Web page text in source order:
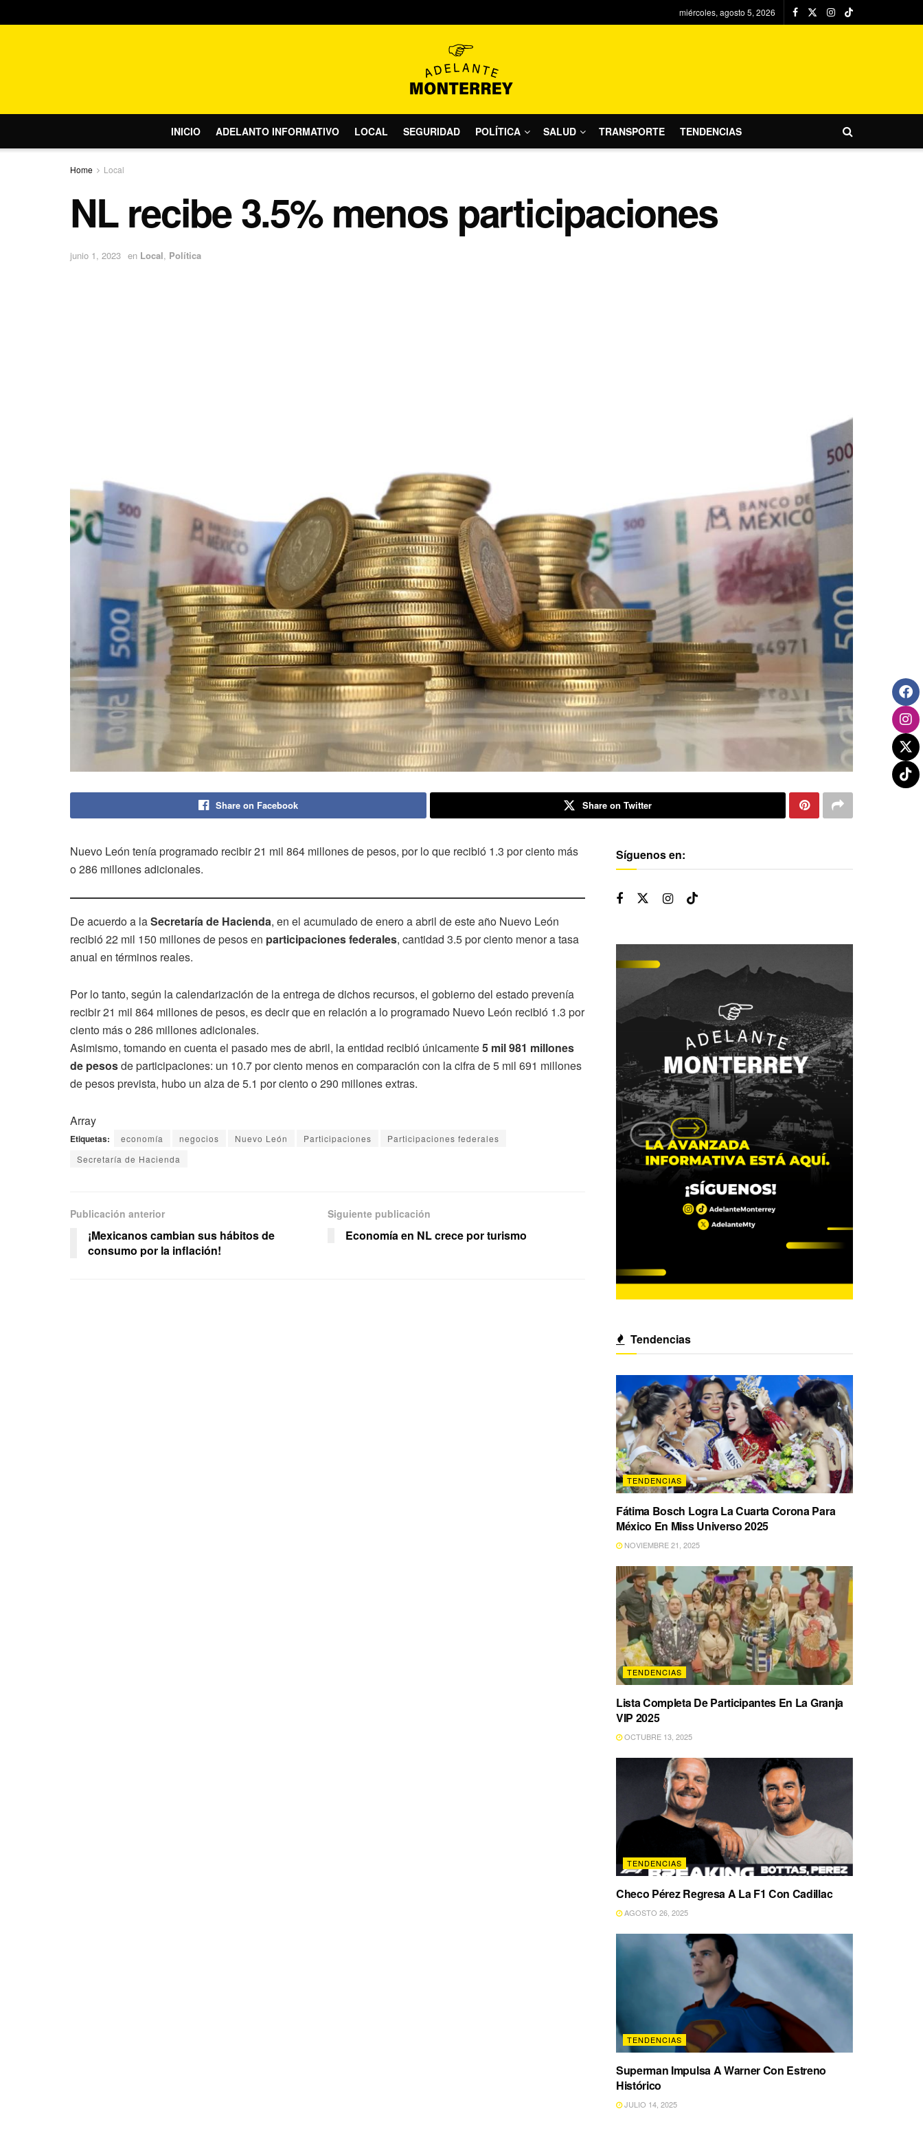
miércoles, agosto 5, 2026
INICIO ADELANTO INFORMATIVO LOCAL SEGURIDAD POLÍTICA SALUD TRANSPORTE TENDENCIAS
Home Local
NL recibe 3.5% menos participaciones
junio 1, 2023 en Local, Política
Share on Facebook Share on Twitter
Nuevo León tenía programado recibir 21 mil 864 millones de pesos, por lo que recibió 1.3 por ciento más
o 286 millones adicionales.
De acuerdo a laSecretaría de Hacienda, en el acumulado de enero a abril de este año Nuevo León
recibió 22 mil 150 millones de pesos en participaciones federales, cantidad 3.5 por ciento menor a tasa
anual en términos reales.
Por lo tanto, según la calendarización de la entrega de dichos recursos, el gobierno del estado prevenía
recibir 21 mil 864 millones de pesos, es decir que en relación a lo programado Nuevo León recibió 1.3 por
ciento más o 286 millones adicionales.
Asimismo, tomando en cuenta el pasado mes de abril, la entidad recibió únicamente5 mil 981 millones
de pesosde participaciones: un 10.7 por ciento menos en comparación con la cifra de 5 mil 691 millones
de pesos prevista, hubo un alza de 5.1 por ciento o 290 millones extras.
Array
Etiquetas: economía negocios Nuevo León Participaciones
Participaciones federales
Secretaría de Hacienda
Publicación anterior
¡Mexicanos cambian sus hábitos de
consumo por la inflación!
Siguiente publicación
Economía en NL crece por turismo
Síguenos en:
Tendencias
TENDENCIAS
Fátima Bosch Logra La Cuarta Corona Para
México En Miss Universo 2025
NOVIEMBRE 21, 2025
TENDENCIAS
Lista Completa De Participantes En La Granja
VIP 2025
OCTUBRE 13, 2025
TENDENCIAS
Checo Pérez Regresa A La F1 Con Cadillac
AGOSTO 26, 2025
TENDENCIAS
Superman Impulsa A Warner Con Estreno
Histórico
JULIO 14, 2025